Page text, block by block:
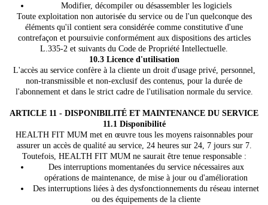
Modifier, décompiler ou désassembler les logiciels
Toute exploitation non autorisée du service ou de l'un quelconque des
éléments qu'il contient sera considérée comme constitutive d'une
contrefaçon et poursuivie conformément aux dispositions des articles
L.335-2 et suivants du Code de Propriété Intellectuelle.
10.3 Licence d'utilisation
L'accès au service confère à la cliente un droit d'usage privé, personnel,
non-transmissible et non-exclusif des contenus, pour la durée de
l'abonnement et dans le strict cadre de l'utilisation normale du service.
ARTICLE 11 - DISPONIBILITÉ ET MAINTENANCE DU SERVICE
11.1 Disponibilité
HEALTH FIT MUM met en œuvre tous les moyens raisonnables pour
assurer un accès de qualité au service, 24 heures sur 24, 7 jours sur 7.
Toutefois, HEALTH FIT MUM ne saurait être tenue responsable :
Des interruptions momentanées du service nécessaires aux
opérations de maintenance, de mise à jour ou d'amélioration
Des interruptions liées à des dysfonctionnements du réseau internet
ou des équipements de la cliente